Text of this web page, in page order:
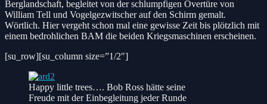
Berglandschaft, begleitet von der schlumpfigen Overtüre von
William Tell und Vogelgezwitscher auf den Schirm gemalt.
Wörtlich. Hier vergeht schon mal eine gewisse Zeit bis plötzlich mit
einem bedrohlichen BAM die beiden Kriegsmaschinen erscheinen.
[su_row][su_column size=”1/2″]
Happy little trees…. Bob Ross hätte seine
Freude mit der Einbegleitung jeder Runde